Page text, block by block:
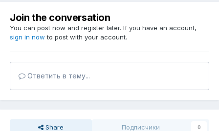
Join the conversation
You can post now and register later. If you have an account,
sign in now to post with your account.
Ответить в тему...
Share Подписчики 0